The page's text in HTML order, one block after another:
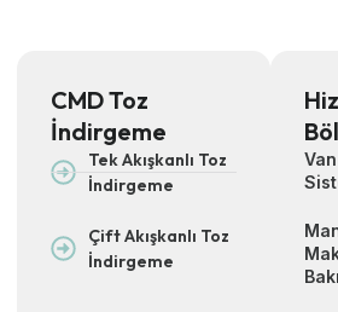
CMD Toz
İndirgeme
Tek Akışkanlı Toz
İndirgeme
Çift Akışkanlı Toz
İndirgeme